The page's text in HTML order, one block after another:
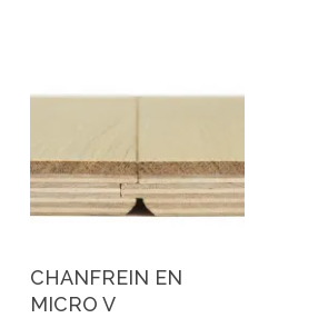
CHANFREIN EN
MICRO V